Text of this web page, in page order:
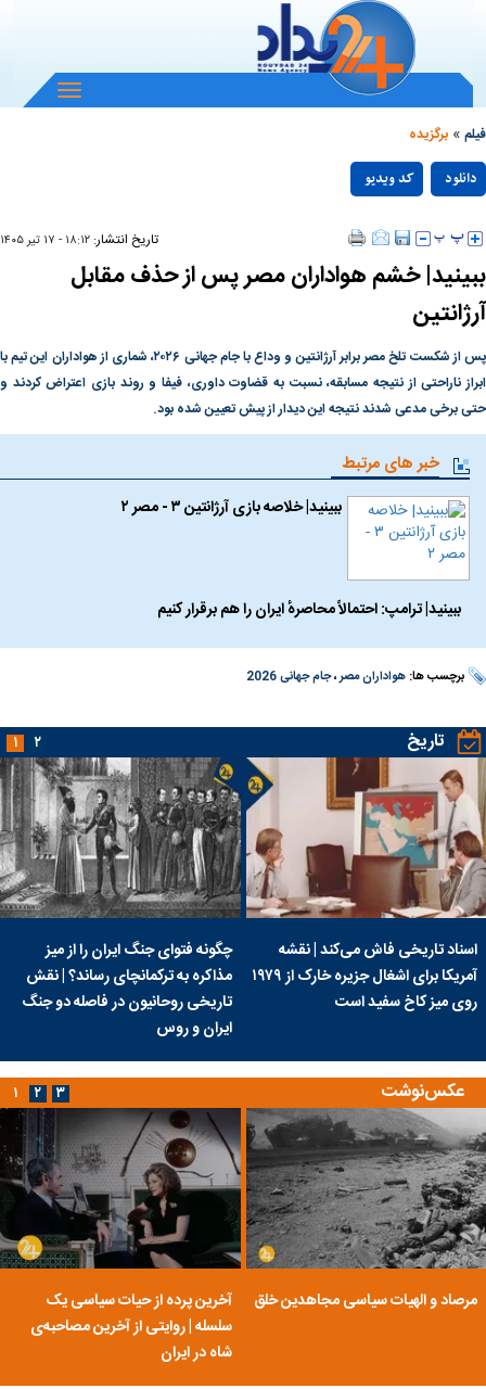
باز
و
فیلم » برگزیده
کد ویدیو دانلود
تاریخ انتشار: ۱۸:۱۲ - ۱۷ تير ۱۴۰۵
ببینید| خشم هواداران مصر پس از حذف مقابل
آرژانتین
پس از شکست تلخ مصر برابر آرژانتین و وداع با جام جهانی ۲۰۲۶، شماری از هواداران این تیم با
ابراز ناراحتی از نتیجه مسابقه، نسبت به قضاوت داوری، فیفا و روند بازی اعتراض کردند و
حتی برخی مدعی شدند نتیجه این دیدار از پیش تعیین شده بود.
خبر های مرتبط
ببینید| خلاصه بازی آرژانتین ۳ - مصر ۲
ببینید| ترامپ: احتمالاً محاصرهٔ ایران را هم برقرار کنیم
برچسب ها: هواداران مصر،جام جهانی 2026
تاریخ
اسناد تاریخی فاش می‌کند | نقشه
آمریکا برای اشغال جزیره خارک از ۱۹۷۹
روی میز کاخ سفید است
چگونه فتوای جنگ ایران را از میز
مذاکره به ترکمانچای رساند؟ | نقش
تاریخی روحانیون در فاصله دو جنگ
ایران و روس
۱ ۲
عکس‌نوشت
مرصاد و الهیات سیاسی مجاهدین خلق
آخرین پرده از حیات سیاسی یک
سلسله | روایتی از آخرین مصاحبه‌ی
شاه در ایران
۱ ۲ ۳